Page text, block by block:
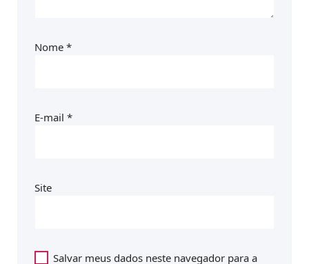
Nome *
E-mail *
Site
Salvar meus dados neste navegador para a